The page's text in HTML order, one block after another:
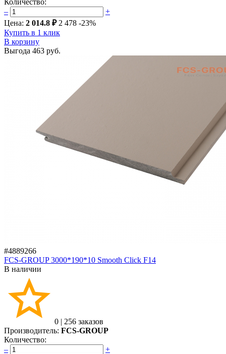
–
+
Цена: 2 014.8 ₽ 2 478 -23%
Купить в 1 клик
В корзину
Выгода 463 руб.
#4889266
FCS-GROUP 3000*190*10 Smooth Click F14
В наличии
0 | 256 заказов
Производитель: FCS-GROUP
Количество:
–
+